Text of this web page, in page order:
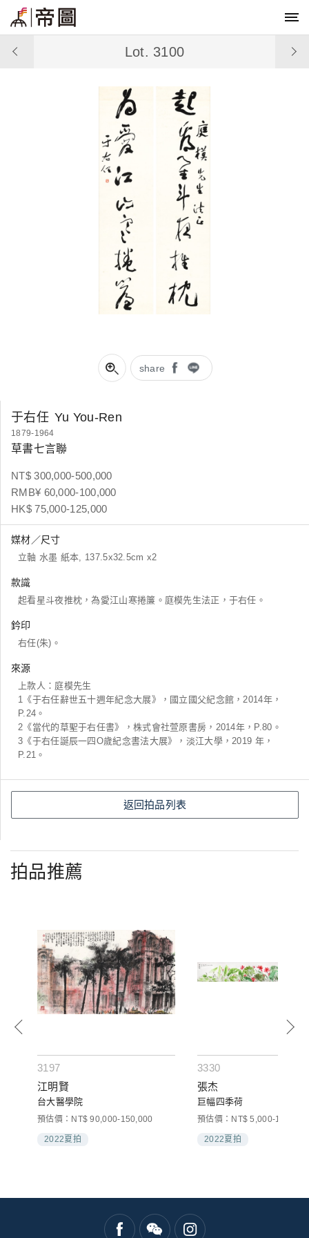
share
Lot. 3100
于右任 Yu You-Ren
1879-1964
草書七言聯
NT$ 300,000-500,000
RMB¥ 60,000-100,000
HK$ 75,000-125,000
媒材／尺寸
立軸 水墨 紙本, 137.5x32.5cm x2
款識
起看星斗夜推枕，為愛江山寒捲簾。庭模先生法正，于右任。
鈐印
右任(朱)。
來源
上款人：庭模先生
1《于右任辭世五十週年紀念大展》，國立國父紀念館，2014年，
P.24。
2《當代的草聖于右任書》，株式會社萱原書房，2014年，P.80。
3《于右任誕辰一四O歲紀念書法大展》，淡江大學，2019 年，
P.21。
返回拍品列表
拍品推薦
3197
江明賢
台大醫學院
預估價：NT$ 90,000-150,000
2022夏拍
3330
張杰
巨幅四季荷
預估價：NT$ 5,000-10,000
2022夏拍